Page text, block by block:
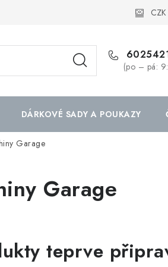
CZK
(po – pá:
DÁRKOVÉ SADY A POUKAZY
Garage
Garage
teprve